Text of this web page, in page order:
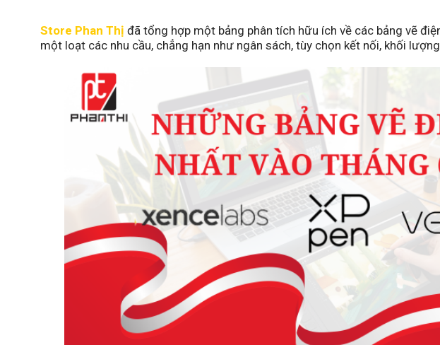
Store Phan Thị đã tổng hợp một bảng phân tích hữu ích về các bảng vẽ
một loạt các nhu cầu, chẳng hạn như ngân sách, tùy chọn kết nối, khối